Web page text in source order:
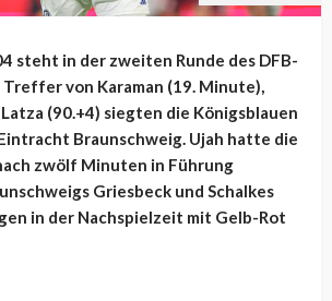
steht in der zweiten Runde des DFB-
Treffer von Karaman (19. Minute),
(90.+4) siegten die Königsblauen
Braunschweig. Ujah hatte die
zwölf Minuten in Führung
Griesbeck und Schalkes
in der Nachspielzeit mit Gelb-Rot